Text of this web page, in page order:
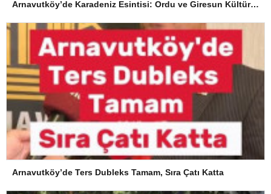
Arnavutköy’de Karadeniz Esintisi: Ordu ve Giresun Kültürü Memleket Günleri’nde Buluştu
Arnavutköy’de Ters Dubleks Tamam, Sıra Çatı Katta